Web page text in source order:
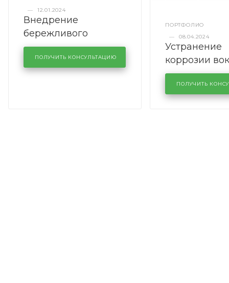
—
12.01.2024
Внедрение
бережливого
производства в
кузовном сервисе
KUTUZOVV
ПОЛУЧИТЬ КОНСУЛЬТАЦИЮ
ПОРТФОЛИО
—
08.04.2024
Устранение
коррозии
лобового
районе
Volkswagen
ПОЛУЧИТЬ